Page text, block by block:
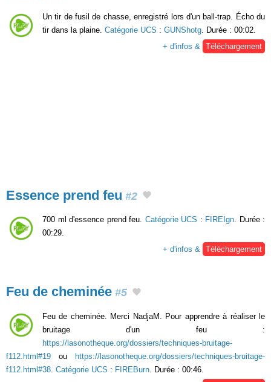
Un tir de fusil de chasse, enregistré lors d'un ball-trap. Écho du
tir dans la plaine. Catégorie UCS : GUNShotg . Durée : 00:02.
+ d'infos &
Téléchargement
Essence prend feu #2
700 ml d'essence prend feu. Catégorie UCS : FIREIgn. Durée :
00:29.
+ d'infos & Téléchargement
Feu de cheminée #5
Feu de cheminée. Merci NadjaM. Pour apprendre à réaliser le
bruitage d'un feu :
https://lasonotheque.org/dossiers/techniques-bruitage-
f112.html#19 ou
https://lasonotheque.org/dossiers/techniques-bruitage-
f112.html#38 Catégorie UCS : FIREBurn . Durée : 00:46.